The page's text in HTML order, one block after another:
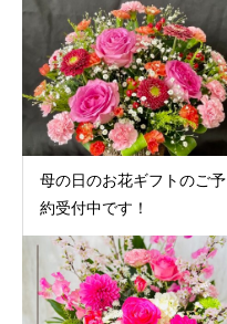
母の日のお花ギフトのご予
約受付中です！